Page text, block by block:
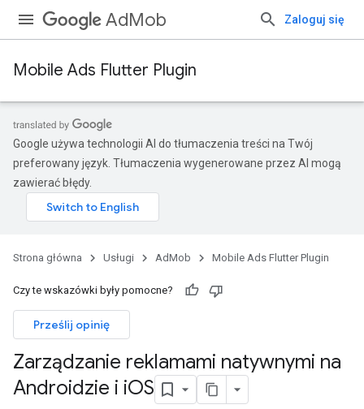
AdMob Zaloguj się
Mobile Ads Flutter Plugin
Google używa technologii AI do tłumaczenia treści na Twój
preferowany język. Tłumaczenia wygenerowane przez AI mogą
zawierać błędy.
Strona główna Usługi AdMob Mobile Ads Flutter Plugin
Czy te wskazówki były pomocne?
Prześlij opinię
Zarządzanie reklamami natywnymi na
Androidzie i iOS